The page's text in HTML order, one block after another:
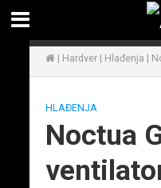
| Hardver| Hlađenja |
HLAĐENJA
Noctua